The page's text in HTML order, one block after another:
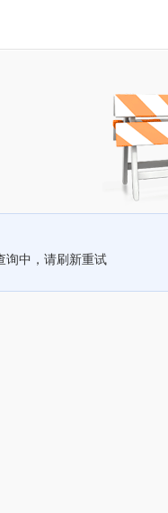
询中，请刷新重试